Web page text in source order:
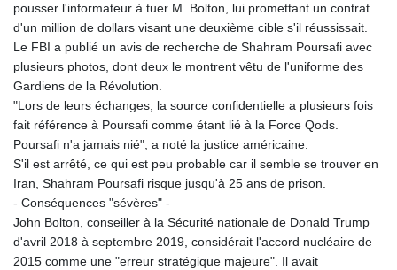
pousser l'informateur à tuer M. Bolton, lui promettant un contrat
d'un million de dollars visant une deuxième cible s'il réussissait.
Le FBI a publié un avis de recherche de Shahram Poursafi avec
plusieurs photos, dont deux le montrent vêtu de l'uniforme des
Gardiens de la Révolution.
"Lors de leurs échanges, la source confidentielle a plusieurs fois
fait référence à Poursafi comme étant lié à la Force Qods.
Poursafi n'a jamais nié", a noté la justice américaine.
S'il est arrêté, ce qui est peu probable car il semble se trouver en
Iran, Shahram Poursafi risque jusqu'à 25 ans de prison.
- Conséquences "sévères" -
John Bolton, conseiller à la Sécurité nationale de Donald Trump
d'avril 2018 à septembre 2019, considérait l'accord nucléaire de
2015 comme une "erreur stratégique majeure". Il avait